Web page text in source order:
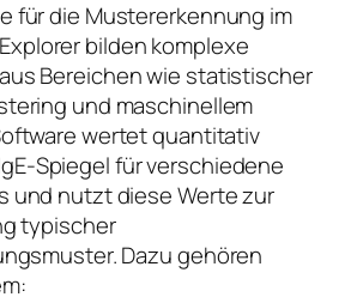
für die Mustererkennung im
bilden komplexe
Bereichen wie statistischer
und maschinellem
wertet quantitativ
Spiegel für verschiedene
und nutzt diese Werte zur
typischer
Dazu gehören